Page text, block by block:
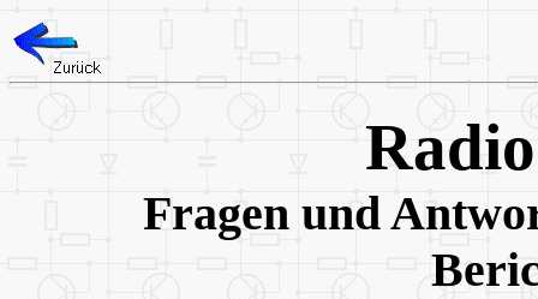
Fragen und